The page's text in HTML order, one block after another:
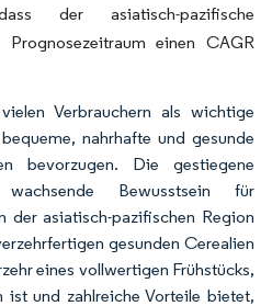
der asiatisch-pazifische
Prognosezeitraum einen CAGR
Verbrauchern als wichtige
nahrhafte und gesunde
bevorzugen. Die gestiegene
Bewusstsein für
der asiatisch-pazifischen Region
gesunden Cerealien
eines vollwertigen Frühstücks,
ist und zahlreiche Vorteile bietet,